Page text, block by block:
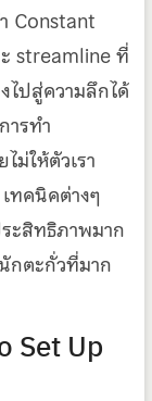
Constant
streamline ที่
ไปสู่ความลึกได้
ารทำ
ม่ให้ตัวเรา
ทคนิคต่างๆ
ะสิทธิภาพมาก
กตะกั่วที่มาก
Set Up